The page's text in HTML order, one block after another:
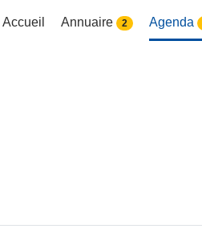
Accueil Annuaire 2 Agenda